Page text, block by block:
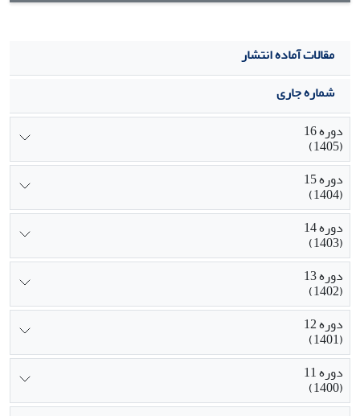
مقالات آماده انتشار
شماره جاری
دوره 16
(1405)
دوره 15
(1404)
دوره 14
(1403)
دوره 13
(1402)
دوره 12
(1401)
دوره 11
(1400)